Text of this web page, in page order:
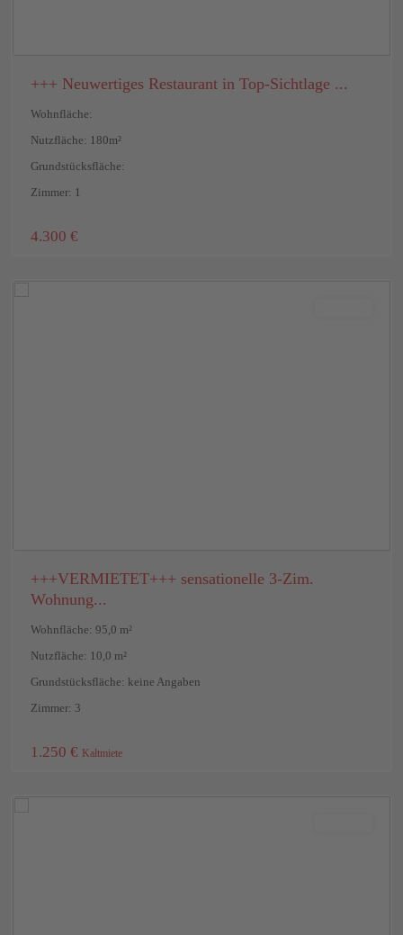
+++ Neuwertiges Restaurant in Top-Sichtlage ...
Wohnfläche:
Nutzfläche: 180m²
Grundstücksfläche:
Zimmer: 1
4.300 €
Mainz-
+++VERMIETET+++ sensationelle 3-Zim.
Wohnung...
Wohnfläche: 95,0 m²
Nutzfläche: 10,0 m²
Grundstücksfläche: keine Angaben
Zimmer: 3
1.250 € Kaltmiete
Mainz-